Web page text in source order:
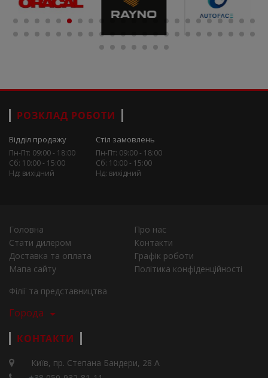
РОЗКЛАД РОБОТИ
Відділ продажу
Пн-Пт: 09:00 - 18:00
Сб: 10:00 - 15:00
Нд: вихідний
Стіл замовлень
Пн-Пт: 09:00 - 18:00
Сб: 10:00 - 15:00
Нд: вихідний
Головна
Про нас
Стати дилером
Контакти
Доставка та оплата
Графік роботи
Мапа сайту
Політика конфіденційності
Філії та представництва
Города
КОНТАКТИ
Київ, пр. Степана Бандери, 28 А